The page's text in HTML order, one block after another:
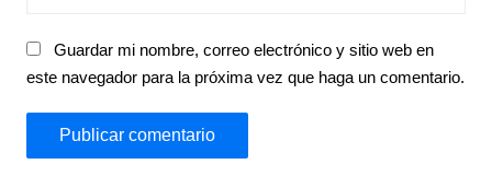
Guardar mi nombre, correo electrónico y sitio web en
este navegador para la próxima vez que haga un comentario.